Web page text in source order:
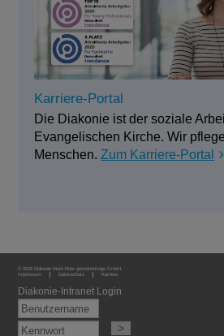
Karriere-Portal
Die Diakonie ist der soziale
Evangelischen Kirche. Wir
Menschen.Zum Karriere-Portal
© 2026 Diakonie Mark-Ruhr gemeinnützige GmbH
Impressum
Datenschutz Karriere
Diakonie-Intranet Login